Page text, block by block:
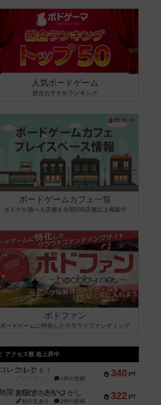
人気ボードゲーム
総合おすすめランキング
ボードゲームカフェ一覧
ボドゲが遊べる店舗を全国500店舗以上掲載中
ボドファン
ボードゲームに特化したクラウドファンディング
アクセス数 急上昇中
340 PT
コレクト！
1件の投稿
322 PT
無限まちがいさがし
紹介文あり 2件の投稿